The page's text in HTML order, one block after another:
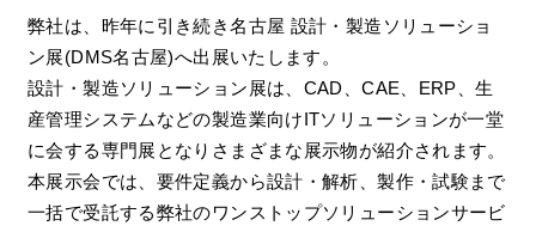
弊社は、昨年に引き続き名古屋 設計・製造ソリューショ
ン展(DMS名古屋)へ出展いたします。
設計・製造ソリューション展は、CAD、CAE、ERP、生
産管理システムなどの製造業向けITソリューションが一堂
に会する専門展となりさまざまな展示物が紹介されます。
本展示会では、要件定義から設計・解析、製作・試験まで
一括で受託する弊社のワンストップソリューションサービ